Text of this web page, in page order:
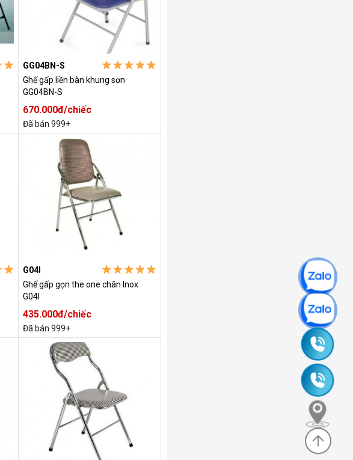
GG04BN-S
Ghế gấp liền bàn khung sơn
GG04BN-S
670.000đ/chiếc
Đã bán 999+
G04I
Ghế gấp gọn the one chân Inox
G04I
435.000đ/chiếc
Đã bán 999+
0965
245
630
0985
635
830